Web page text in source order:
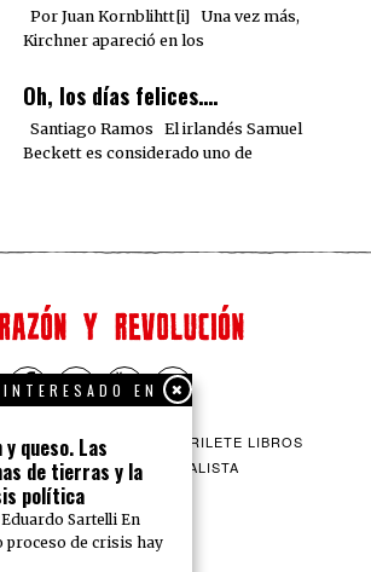
Por Juan Kornblihtt[i] Una vez más,
Kirchner apareció en los
Oh, los días felices….
Santiago Ramos El irlandés Samuel
Beckett es considerado uno de
CONTACTO
BARRILETE LIBROS
ENGLISH VÍA SOCIALISTA
EN
y queso. Las
de tierras y la
política
Sartelli En
proceso de crisis hay